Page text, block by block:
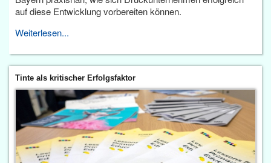
auf diese Entwicklung vorbereiten können.
Weiterlesen...
Tinte als kritischer Erfolgsfaktor